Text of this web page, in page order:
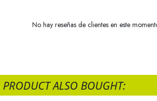
No hay reseñas de clientes en este
PRODUCT ALSO BOUGHT: